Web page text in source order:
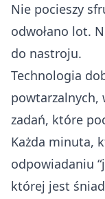
Nie pocieszy
odwołano lot.
do nastroju.
Technologia
powtarzalnych,
zadań, które
Każda minuta,
odpowiadaniu
której jest